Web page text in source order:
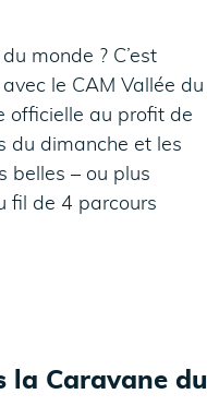
monde ? C’est
le CAM Vallée du
officielle au profit de
du dimanche et les
belles – ou plus
fil de 4 parcours
la Caravane du